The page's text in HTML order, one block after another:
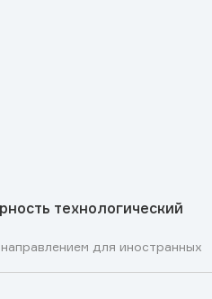
технологический
для иностранных